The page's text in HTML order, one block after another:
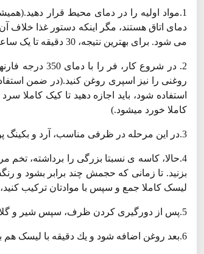
1.مواد اولیه را در دمای محیط قرار
دمای اتاق هستند، مگر اینکه دستور غذا خلاف
می شود. برای بهترین نتیجه، 30 دقیقه تا یک ساعت قبل از پخت همه مواد را از یخچال خارج کنید.)
2. در شروع
روغنی را نیز اسپری روغن کنید.(در ضمن
استفاده شود، باید اجازه دهید تا کیک کاملا
کاملا خورد میشود.)
3.در این مرحله در ظرفی مناسب، آرد و بکینگ پودر را کاملا ترکیب کنید و سه بار الک نمایید و آن را کنار بگذارید.
4.حالا، کاسه ی نسبتا بزرگی را برداشته،
بزنید. تا زمانى كه حجمش چند برابر بشود
لیسک کاملا جمع و سپس با موادتان ترکیب
5.پس از دورگیری کردن ظرف، سپس شير و گلاب را كم كم اضافه كنید و با همزن خاموش آن را با سایر مواد ترکیب کنید.
6.بعد روغن اضافه شود و يك دقيقه با لیسک هم بزنيد، تا ترکیب یکدستی به شما بدهد.